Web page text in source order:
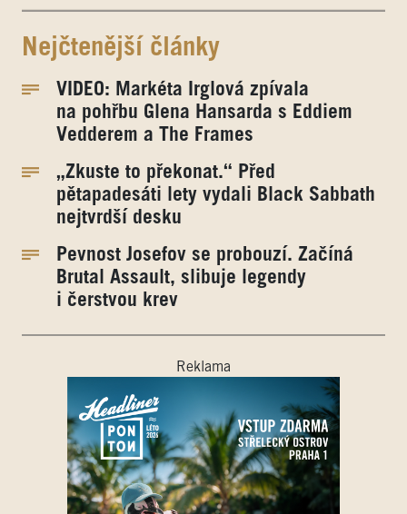
Nejčtenější články
VIDEO: Markéta Irglová zpívala
na pohřbu Glena Hansarda s Eddiem
Vedderem a The Frames
„Zkuste to překonat.“ Před
pětapadesáti lety vydali Black Sabbath
nejtvrdší desku
Pevnost Josefov se probouzí. Začíná
Brutal Assault, slibuje legendy
i čerstvou krev
Reklama